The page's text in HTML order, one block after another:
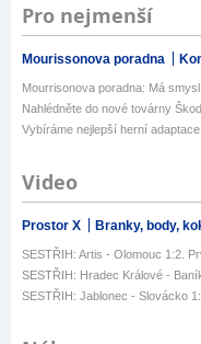
Pro nejmenší
Mourissonova poradna
Mourrisonova poradna: Má
Nahlédněte do nové továrny
Vybíráme nejlepší herní
Video
Prostor X Branky, body,
SESTŘIH: Artis - Olomouc 1:2.
SESTŘIH: Hradec Králové -
SESTŘIH: Jablonec - Slovácko